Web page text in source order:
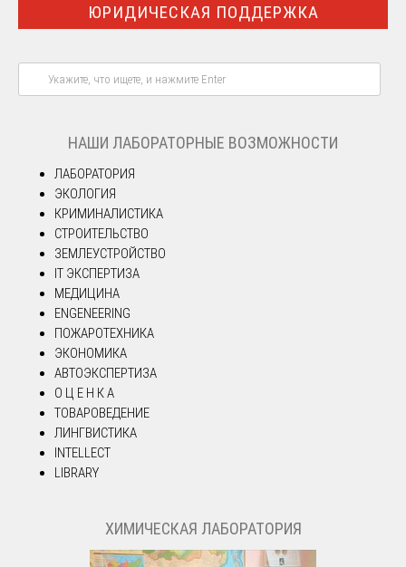
ЮРИДИЧЕСКАЯ ПОДДЕРЖКА
НАШИ ЛАБОРАТОРНЫЕ ВОЗМОЖНОСТИ
ЛАБОРАТОРИЯ
ЭКОЛОГИЯ
КРИМИНАЛИСТИКА
СТРОИТЕЛЬСТВО
ЗЕМЛЕУСТРОЙСТВО
IT ЭКСПЕРТИЗА
МЕДИЦИНА
ENGENEERING
ПОЖАРОТЕХНИКА
ЭКОНОМИКА
АВТОЭКСПЕРТИЗА
О Ц Е Н К А
ТОВАРОВЕДЕНИЕ
ЛИНГВИСТИКА
INTELLECT
LIBRARY
ХИМИЧЕСКАЯ ЛАБОРАТОРИЯ